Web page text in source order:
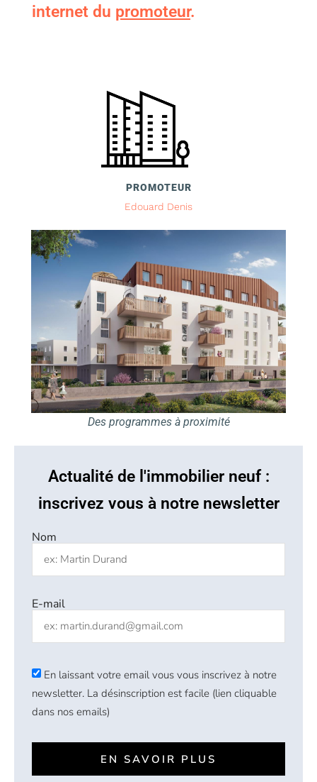
internet du promoteur.
PROMOTEUR
Edouard Denis
Des programmes à proximité
Actualité de l'immobilier neuf :
inscrivez vous à notre newsletter
Nom
E-mail
En laissant votre email vous vous inscrivez à notre
newsletter. La désinscription est facile (lien cliquable
dans nos emails)
EN SAVOIR PLUS